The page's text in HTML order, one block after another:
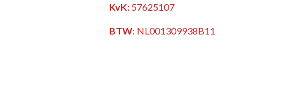
KvK: 57625107
BTW: NL001309938B11